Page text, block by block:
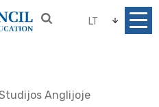
LT
Anglijoje